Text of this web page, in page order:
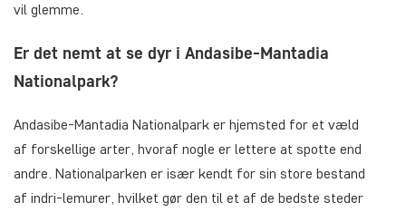
vil glemme.
Er det nemt at se dyr i Andasibe-Mantadia
Nationalpark?
Andasibe-Mantadia Nationalpark er hjemsted for et væld
af forskellige arter, hvoraf nogle er lettere at spotte end
andre. Nationalparken er især kendt for sin store bestand
af indri-lemurer, hvilket gør den til et af de bedste steder